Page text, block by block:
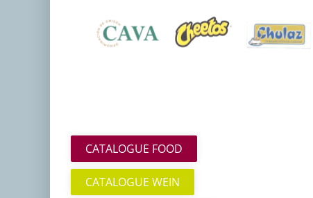
CATALOGUE FOOD
CATALOGUE WEIN